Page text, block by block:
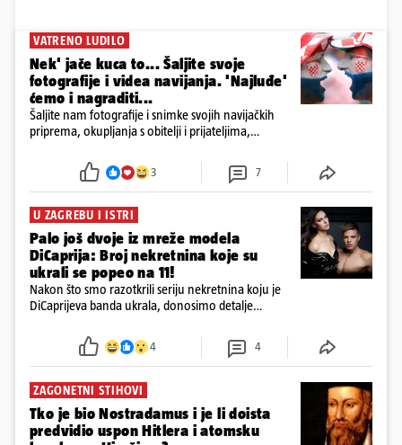
VATRENO LUDILO
Nek' jače kuca to... Šaljite svoje
fotografije i videa navijanja. 'Najluđe'
ćemo i nagraditi...
Šaljite nam fotografije i snimke svojih navijačkih
priprema, okupljanja s obitelji i prijateljima,
kafića, automobila, kućnih ljubimaca u kockicama,
ludih rekvizita i navijačkih modnih kombinacija.
3 7
U ZAGREBU I ISTRI
Palo još dvoje iz mreže modela
DiCaprija: Broj nekretnina koje su
ukrali se popeo na 11!
Nakon što smo razotkrili seriju nekretnina koju je
DiCaprijeva banda ukrala, donosimo detalje
u vlasništvu roditelja navodne 'glave operacije'
4 4
ZAGONETNI STIHOVI
Tko je bio Nostradamus i je li doista
predvidio uspon Hitlera i atomsku